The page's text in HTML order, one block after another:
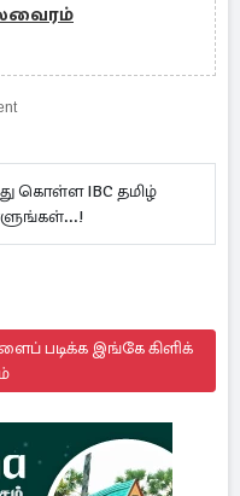
கொள்ள IBC தமிழ்
படிக்க இங்கே கிளிக்